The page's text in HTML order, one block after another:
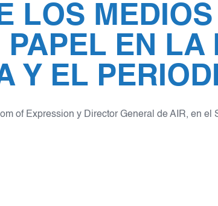
LOS
EN LA
Y EL
of Expression y Director General de AIR, en el